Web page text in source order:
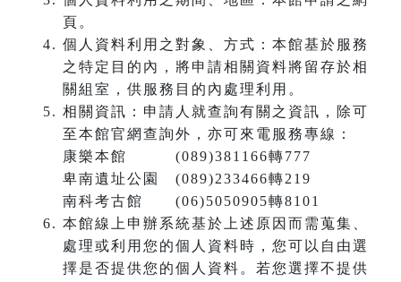
頁。
個人資料利用之對象、方式：本館基於服務
之特定目的內，將申請相關資料將留存於相
關組室，供服務目的內處理利用。
相關資訊：申請人就查詢有關之資訊，除可
至本館官網查詢外，亦可來電服務專線：
康樂本館 (089)381166轉777
卑南遺址公園 (089)233466轉219
南科考古館 (06)5050905轉8101
本館線上申辦系統基於上述原因而需蒐集、
處理或利用您的個人資料時，您可以自由選
擇是否提供您的個人資料。若您選擇不提供